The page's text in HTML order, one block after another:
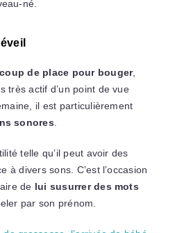
né.
de place pour bouger,
très actif d’un point de vue
il est particulièrement
sonores.
telle qu’il peut avoir des
à divers sons. C’est l’occasion
de lui susurrer des mots
par son prénom.